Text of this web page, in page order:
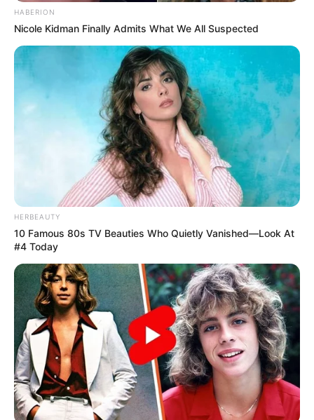
HABERION
Nicole Kidman Finally Admits What We All Suspected
HERBEAUTY
10 Famous 80s TV Beauties Who Quietly Vanished—Look At
#4 Today